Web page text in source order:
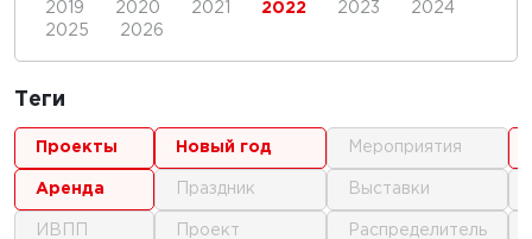
2019
2020 2021 2022 2023
2024
2025
2026
Теги
проекты
аренда
ИВПП
новый год
праздник
проект
мероприятия
выставки
распределитель